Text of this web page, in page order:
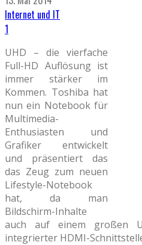
Internet und IT
1
UHD – die vierfache
Full-HD Auflösung ist
immer stärker im
Kommen. Toshiba hat
nun ein Notebook für
Multimedia-
Enthusiasten und
Grafiker entwickelt
und präsentiert das
das Zeug zum neuen
Lifestyle-Notebook
hat, da man
Bildschirm-Inhalte
auch auf einem großen
integrierter HDMI-